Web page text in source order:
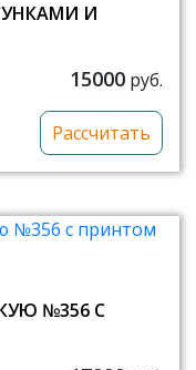
И
15000 руб.
Рассчитать
№356 С